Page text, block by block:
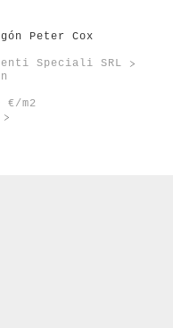
Peter Cox
Speciali SRL
m2